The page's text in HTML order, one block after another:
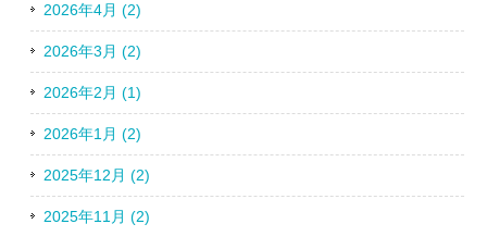
2026年4月 (2)
2026年3月 (2)
2026年2月 (1)
2026年1月 (2)
2025年12月 (2)
2025年11月 (2)